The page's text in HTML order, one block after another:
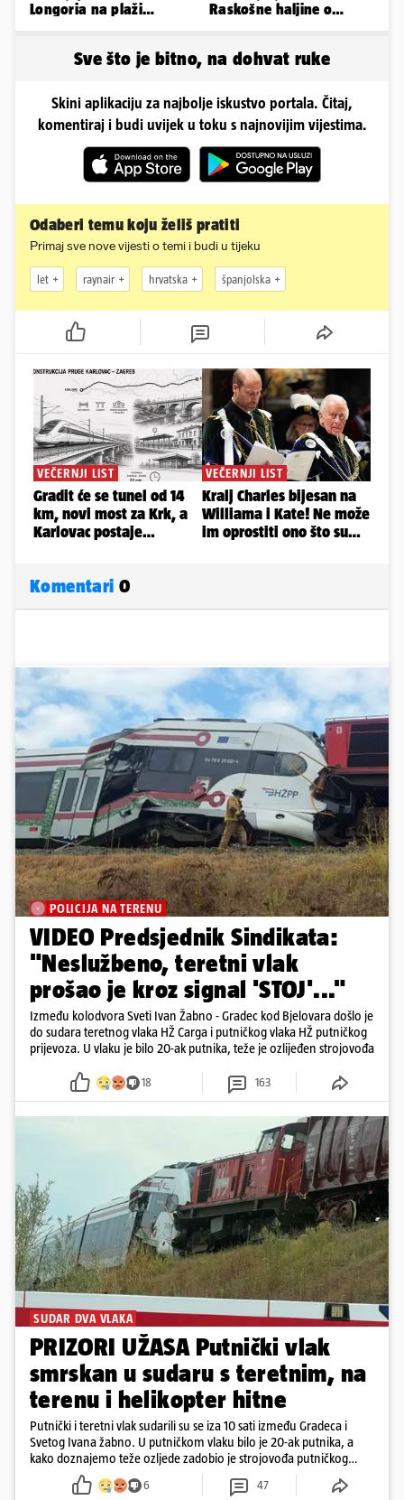
Longoria na plaži
Raskošne haljine o
Sve što je bitno, na dohvat ruke
Skini aplikaciju za najbolje iskustvo portala. Čitaj,
komentiraj i budi uvijek u toku s najnovijim vijestima.
Odaberi temu koju želiš pratiti
Primaj sve nove vijesti o temi i budi u tijeku
let raynair hrvatska španjolska
Komentari 0
POLICIJA NA TERENU
VIDEO Predsjednik Sindikata:
"Neslužbeno, teretni vlak
prošao je kroz signal 'STOJ'..."
Između kolodvora Sveti Ivan Žabno - Gradec kod Bjelovara došlo je
do sudara teretnog vlaka HŽ Carga i putničkog vlaka HŽ putničkog
prijevoza. U vlaku je bilo 20-ak putnika, teže je ozlijeđen strojovođa
18 163
SUDAR DVA VLAKA
PRIZORI UŽASA Putnički vlak
smrskan u sudaru s teretnim, na
terenu i helikopter hitne
Putnički i teretni vlak sudarili su se iza 10 sati između Gradeca i
Svetog Ivana žabno. U putničkom vlaku bilo je 20-ak putnika, a
kako doznajemo teže ozljede zadobio je strojovođa putničkog
vlaka. Zatvoren je promet, a fotoreporteri Prigorskog objavili su
prve snimke s mjesta sudara
6 47